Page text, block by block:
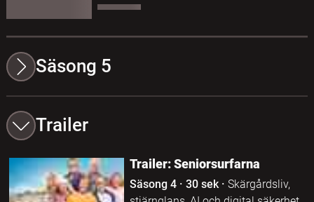
Säsong 5
Trailer
Trailer: Seniorsurfarna
Säsong 4· 30 sek· Skärgårdsliv,